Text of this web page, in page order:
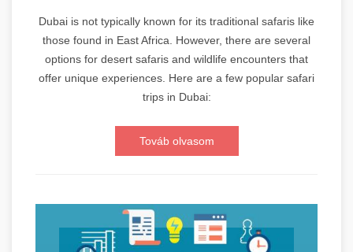
Dubai is not typically known for its traditional safaris like
those found in East Africa. However, there are several
options for desert safaris and wildlife encounters that
offer unique experiences. Here are a few popular safari
trips in Dubai:
Továb olvasom